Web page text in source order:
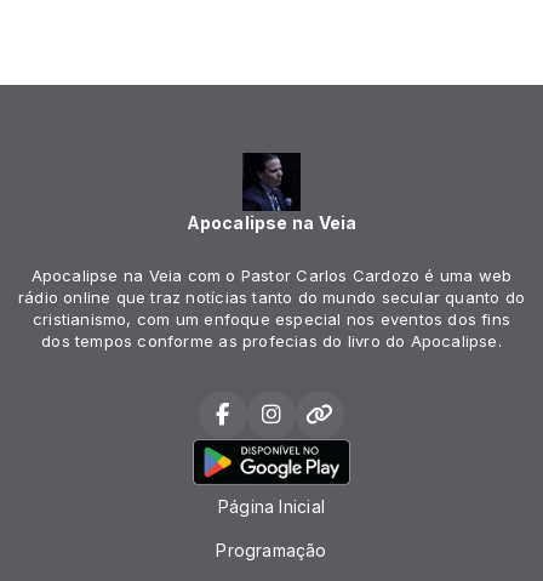
Apocalipse na Veia
Apocalipse na Veia com o Pastor Carlos Cardozo é uma web
rádio online que traz notícias tanto do mundo secular quanto do
cristianismo, com um enfoque especial nos eventos dos fins
dos tempos conforme as profecias do livro do Apocalipse.
Página Inicial
Programação